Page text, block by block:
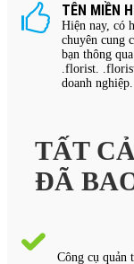
TÊN MIỀN
Hiện nay, có
chuyên cung
bạn thông
.florist.
doanh nghiệp.
TẤT
ĐÃ
Công cụ quản